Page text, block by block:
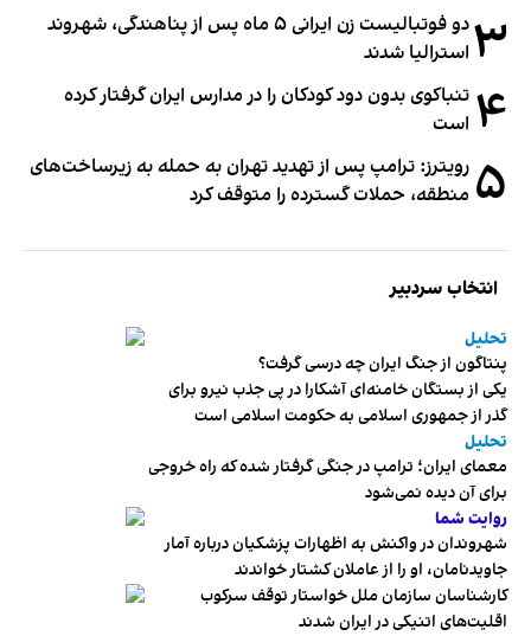
۳
دو فوتبالیست زن ایرانی ۵ ماه پس از پناهندگی، شهروند
استرالیا شدند
۴ تنباکوی بدون دود کودکان را در مدارس ایران گرفتار کرده
است
۵ رویترز: ترامپ پس از تهدید تهران به حمله به زیرساخت‌های
منطقه، حملات گسترده را متوقف کرد
انتخاب سردبیر
تحلیل
پنتاگون از جنگ ایران چه درسی گرفت؟
یکی از بستگان خامنه‌ای آشکارا در پی جذب نیرو برای
گذر از جمهوری اسلامی به حکومت اسلامی است
تحلیل
معمای ایران؛ ترامپ در جنگی گرفتار شده که راه خروجی
برای آن دیده نمی‌شود
روایت شما
شهروندان در واکنش به اظهارات پزشکیان درباره آمار
جاویدنامان، او را از عاملان کشتار خواندند
کارشناسان سازمان ملل خواستار توقف سرکوب
اقلیت‌های اتنیکی در ایران شدند